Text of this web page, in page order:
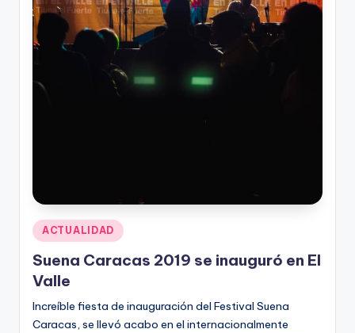
Publicado
en
ACTUALIDAD
Suena Caracas 2019 se inauguró en El
Valle
Increíble fiesta de inauguración del Festival Suena
Caracas, se llevó acabo en el internacionalmente